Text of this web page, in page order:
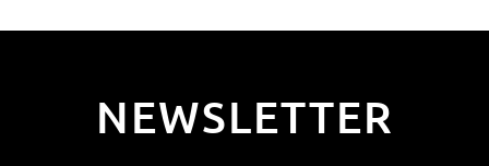
NEWSLETTER